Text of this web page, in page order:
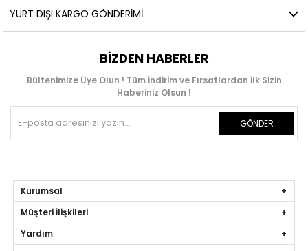
YURT DIŞI KARGO GÖNDERIMI
BIZDEN HABERLER
Bültenimize Üye Olun ! Tüm İndirim ve Fırsatlardan İlk Sizin
Haberiniz Olsun !
GÖNDER
Kurumsal
Müşteri İlişkileri
Yardım